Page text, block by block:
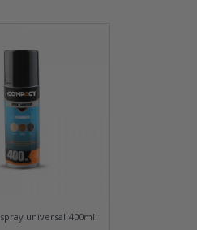
universal 400ml.